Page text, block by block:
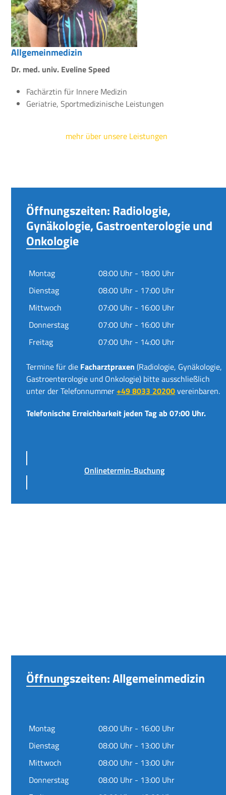
Allgemeinmedizin
Dr. med. univ. Eveline Speed
Fachärztin für Innere Medizin
Geriatrie, Sportmedizinische Leistungen
mehr über unsere Leistungen
Öffnungszeiten: Radiologie,
Gynäkologie, Gastroenterologie und
Onkologie
Montag
08:00 Uhr - 18:00 Uhr
Dienstag
08:00 Uhr - 17:00 Uhr
Mittwoch
07:00 Uhr - 16:00 Uhr
Donnerstag
07:00 Uhr - 16:00 Uhr
Freitag
07:00 Uhr - 14:00 Uhr
Termine für die Facharztpraxen (Radiologie, Gynäkologie,
Gastroenterologie und Onkologie) bitte ausschließlich
unter der Telefonnummer+49 8033 20200vereinbaren.
Telefonische Erreichbarkeit jeden Tag ab 07:00 Uhr.
Onlinetermin-Buchung
Öffnungszeiten: Allgemeinmedizin
Montag
08:00 Uhr - 16:00 Uhr
Dienstag
08:00 Uhr - 13:00 Uhr
Mittwoch
08:00 Uhr - 13:00 Uhr
Donnerstag
08:00 Uhr - 13:00 Uhr